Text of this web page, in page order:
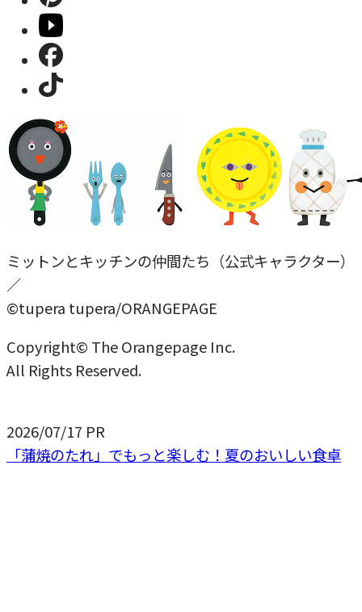
ミットンとキッチンの仲間たち（公式キャラクター）
／
©tupera tupera/ORANGEPAGE
Copyright© The Orangepage Inc.
All Rights Reserved.
2026/07/17 PR
「蒲焼のたれ」でもっと楽しむ！夏のおいしい食卓